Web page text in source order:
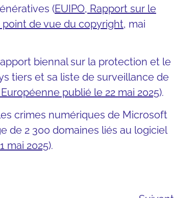
(EUIPO, Rapport sur le
de vue du copyright, mai
biennal sur la protection et le
tiers et sa liste de surveillance de
publié le 22 mai 2025).
crimes numériques de Microsoft
de 2 300 domaines liés au logiciel
mai 2025).